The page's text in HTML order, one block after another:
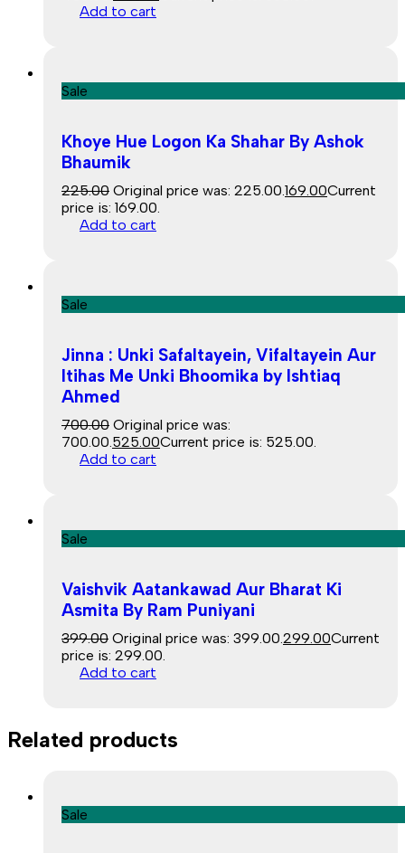
Add to cart
Sale
Khoye Hue Logon Ka Shahar By Ashok
Bhaumik
225.00 Original price was: ₹225.00. 169.00Current
price is: ₹169.00.
Add to cart
Sale
Jinna : Unki Safaltayein, Vifaltayein Aur
Itihas Me Unki Bhoomika by Ishtiaq
Ahmed
700.00 Original price was:
₹700.00. 525.00Current price is: ₹525.00.
Add to cart
Sale
Vaishvik Aatankawad Aur Bharat Ki
Asmita By Ram Puniyani
399.00 Original price was: ₹399.00. 299.00Current
price is: ₹299.00.
Add to cart
Related products
Sale